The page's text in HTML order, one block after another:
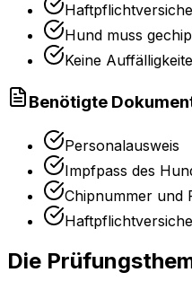
Hund muss
Keine
Benötigte
Personalausweis
Impfpass des
Chipnummer und
Die